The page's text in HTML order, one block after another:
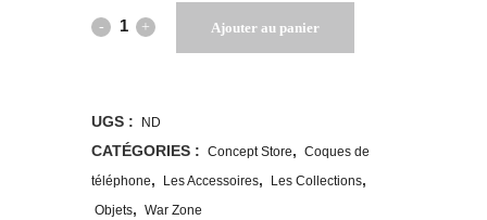
Coque
War
Zone
Ajouter au panier
UGS : ND
CATÉGORIES : Concept Store, Coques de
téléphone, Les Accessoires, Les Collections,
Objets, War Zone